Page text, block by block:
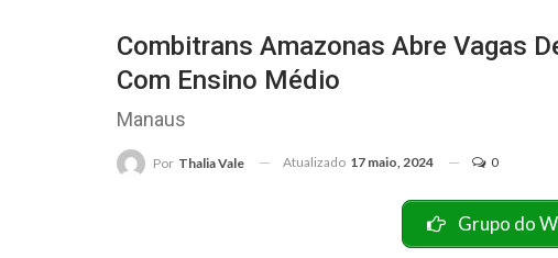
Combitrans Amazonas Abre Vagas
Com Ensino Médio
Manaus
Por Thalia Vale Atualizado 17 maio, 2024 0
Grupo do